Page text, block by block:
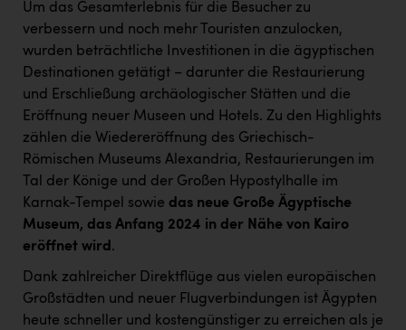
SCHMACHTL GmbH
Schwingshandl - automation technology gmbh
Seher + Partner
Smurfit Westrock Nettingsdorf
TGW Logistics
TRAILOMAT & Cycling Austria
VERITAS
Vier Diamanten
Vorlagenportal
Um das Gesamterlebnis für die Besucher zu
verbessern und noch mehr Touristen anzulocken,
wurden beträchtliche Investitionen in die ägyptischen
Destinationen getätigt – darunter die Restaurierung
und Erschließung archäologischer Stätten und die
Eröffnung neuer Museen und Hotels. Zu den Highlights
zählen die Wiedereröffnung des Griechisch-
Römischen Museums Alexandria, Restaurierungen im
Tal der Könige und der Großen Hypostylhalle im
Karnak-Tempel sowie das neue Große Ägyptische
Museum, das Anfang 2024 in der Nähe von Kairo
eröffnet wird.
Dank zahlreicher Direktflüge aus vielen europäischen
Großstädten und neuer Flugverbindungen ist Ägypten
heute schneller und kostengünstiger zu erreichen als je